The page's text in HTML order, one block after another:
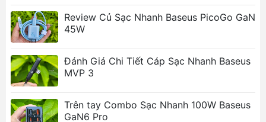
Tính năng nổi bật
Thiết kế 2 trong 1 tiện lợi
và cáp sạc, giúp tiết kiệm không gian và dễ
dàng sử dụng.
Cáp dây rút đa năng
: Hỗ trợ 2 đầu ra Type-C
và Lightning, phù hợp với hầu hết các thiết bị
di động.
Sạc nhanh 30W
: Công suất sạc lên đến 30W,
Review Củ Sạc Nhanh Baseus PicoGo GaN
45W
Đánh Giá Chi Tiết Cáp Sạc Nhanh Baseus
MVP 3
Trên tay Combo Sạc Nhanh 100W Baseus
GaN6 Pro